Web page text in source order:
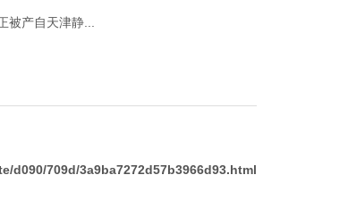
产自天津静...
d090/709d/3a9ba7272d57b3966d93.html